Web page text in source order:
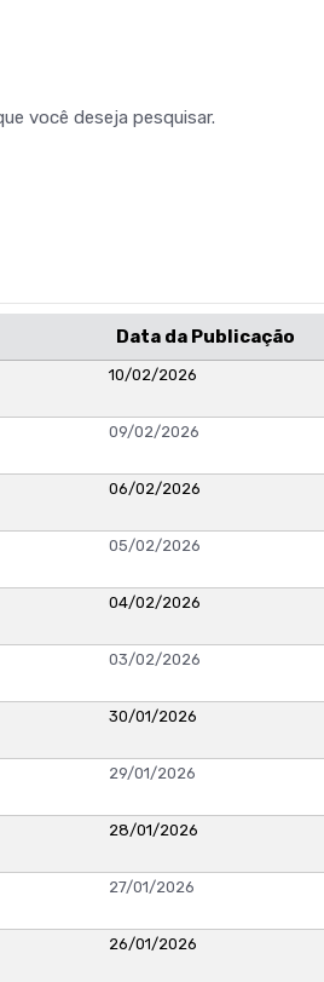
você deseja pesquisar.
Data da Publicação
10/02/2026
09/02/2026
06/02/2026
05/02/2026
04/02/2026
03/02/2026
30/01/2026
29/01/2026
28/01/2026
27/01/2026
26/01/2026